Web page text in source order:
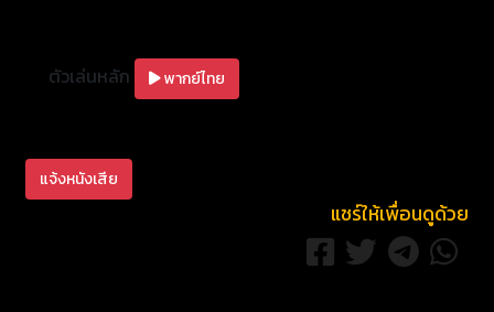
ตัวเล่นหลัก พากย์ไทย
แจ้งหนังเสีย
แชร์ให้เพื่อนดูด้วย